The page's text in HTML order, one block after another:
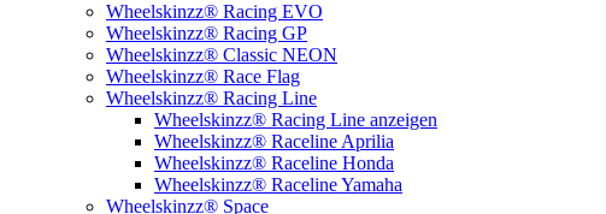
Wheelskinzz® Racing EVO
Wheelskinzz® Racing GP
Wheelskinzz® Classic NEON
Wheelskinzz® Race Flag
Wheelskinzz® Racing Line
Wheelskinzz® Racing Line anzeigen
Wheelskinzz® Raceline Aprilia
Wheelskinzz® Raceline Honda
Wheelskinzz® Raceline Yamaha
Wheelskinzz® Space